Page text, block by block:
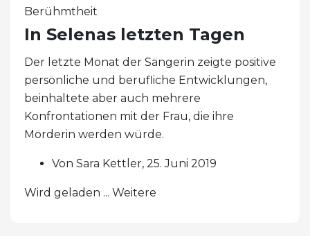
Berühmtheit
In Selenas letzten Tagen
Der letzte Monat der Sängerin zeigte positive
persönliche und berufliche Entwicklungen,
beinhaltete aber auch mehrere
Konfrontationen mit der Frau, die ihre
Mörderin werden würde.
Von Sara Kettler, 25. Juni 2019
Wird geladen ... Weitere